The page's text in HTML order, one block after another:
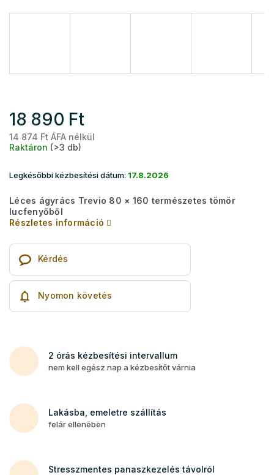
18 890 Ft
14 874 Ft ÁFA nélkül
Raktáron (>3 db)
Legkésőbbi kézbesítési dátum: 17.8.2026
Léces ágyrács Trevio 80 × 160 természetes tömör
lucfenyőből
Részletes információ
Kérdés
Nyomon követés
2 órás kézbesítési intervallum
nem kell egész nap a kézbesítőt várnia
Lakásba, emeletre szállítás
felár ellenében
Stresszmentes panaszkezelés távolról